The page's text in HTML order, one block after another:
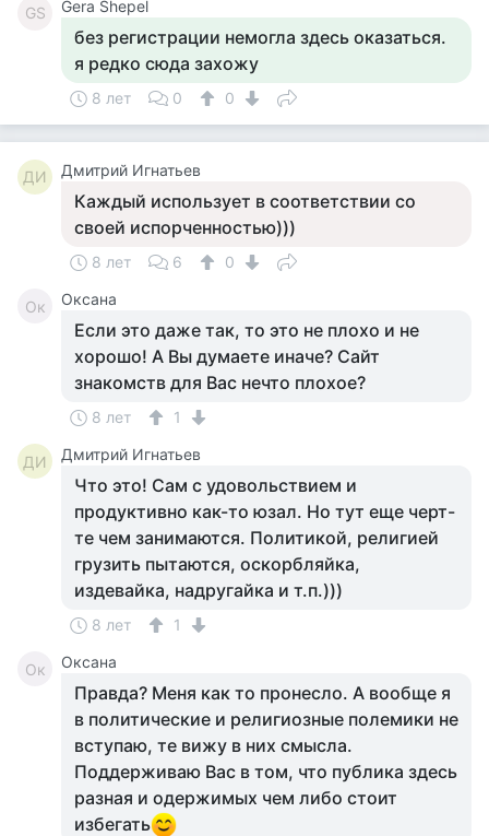
GS Gera Shepel
без регистрации немогла здесь оказаться.
я редко сюда захожу
8 лет 0 0
ДИ Дмитрий Игнатьев
Каждый использует в соответствии со
своей испорченностью)))
8 лет 6 0
Ок Оксана
Если это даже так, то это не плохо и не
хорошо! А Вы думаете иначе? Сайт
знакомств для Вас нечто плохое?
8 лет 1
ДИ Дмитрий Игнатьев
Что это! Сам с удовольствием и
продуктивно как-то юзал. Но тут еще черт-
те чем занимаются. Политикой, религией
грузить пытаются, оскорбляйка,
издевайка, надругайка и т.п.)))
8 лет 1
Ок Оксана
Правда? Меня как то пронесло. А вообще я
в политические и религиозные полемики не
вступаю, те вижу в них смысла.
Поддерживаю Вас в том, что публика здесь
разная и одержимых чем либо стоит
избегать